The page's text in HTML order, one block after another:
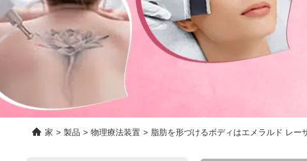
家 > 製品 > 物理療法装置 > 脂肪を形づけるボディはエメラルド レ